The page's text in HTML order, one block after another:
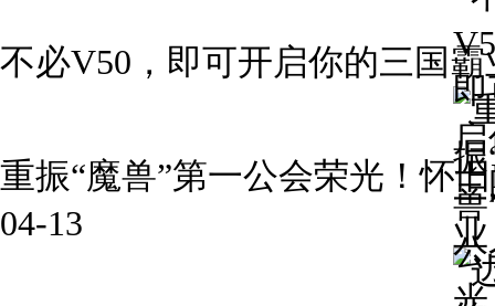
不必V50，即可开启你的三国霸
重振“魔兽”第一公会荣光！怀
04-13